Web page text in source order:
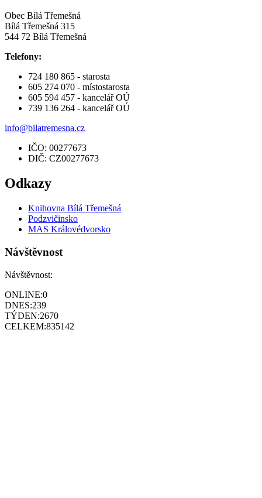
Obec Bílá Třemešná
Bílá Třemešná 315
544 72 Bílá Třemešná
Telefony:
724 180 865 - starosta
605 274 070 - místostarosta
605 594 457 - kancelář OÚ
739 136 264 - kancelář OÚ
info@bilatremesna.cz
IČO: 00277673
DIČ: CZ00277673
Odkazy
Knihovna Bílá Třemešná
Podzvičinsko
MAS Královédvorsko
Návštěvnost
Návštěvnost:
ONLINE:0
DNES:239
TÝDEN:2670
CELKEM:835142